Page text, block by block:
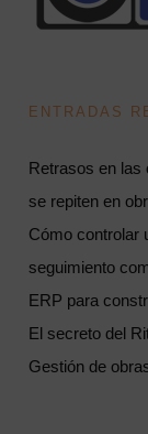
ENTRADAS
Retrasos en las
se repiten en
Cómo controlar
seguimiento
ERP para
El secreto del
Gestión de